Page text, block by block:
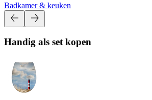
Badkamer & keuken
Handig als set kopen